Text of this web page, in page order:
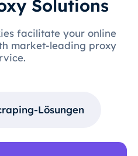
Solutions
facilitate your online
market-leading proxy
Lösungen